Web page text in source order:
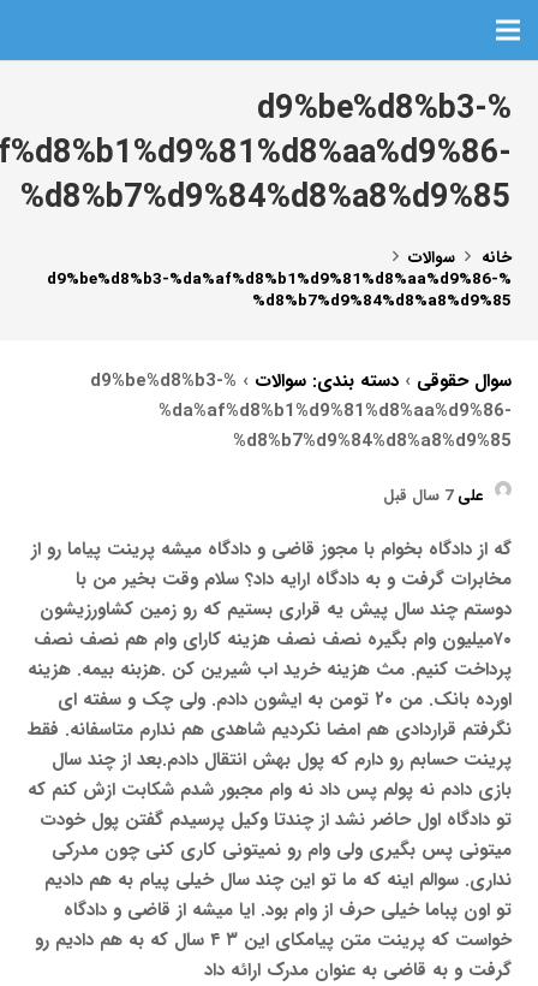
%d9%be%d8%b3-
%d8%b7%d9%84%d8%a8%d9%85
خانه
سوالات
%d9%be%d8%b3-%da%af%d8%b1%d9%81%d8%aa%d9%86-
%d8%b7%d9%84%d8%a8%d9%85
سوال حقوقی ›دسته بندی: سوالات ›
%d9%be%d8%b3-
%da%af%d8%b1%d9%81%d8%aa%d9%86-
%d8%b7%d9%84%d8%a8%d9%85
علی7 سال قبل
گه از دادگاه بخوام با مجوز قاضی و دادگاه میشه پرینت پیاما رو از
مخابرات گرفت و به دادگاه ارایه داد؟ سلام وقت بخیر من با
دوستم چند سال پیش یه قراری بستیم که رو زمین کشاورزیشون
۷۰میلیون وام بگیره نصف نصف هزینه کارای وام هم نصف نصف
پرداخت کنیم. مث هزینه خرید اب شیرین کن .هزبنه بیمه. هزینه
اورده بانک. من ۲۰ تومن به ایشون دادم. ولی چک و سفته ای
نگرفتم قراردادی هم امضا نکردیم شاهدی هم ندارم متاسفانه. فقط
پرینت حسابم رو دارم که پول بهش انتقال دادم.بعد از چند سال
بازی دادم نه پولم پس داد نه وام مجبور شدم شکابت ازش کنم که
تو دادگاه اول حاضر نشد از چندتا وکیل پرسیدم گفتن پول خودت
میتونی پس بگیری ولی وام رو نمیتونی کاری کنی چون مدرکی
نداری. سوالم اینه که ما تو این چند سال خیلی پیام به هم دادیم
تو اون پباما خیلی حرف از وام بود. ایا میشه از قاضی و دادگاه
خواست که پرینت متن پیامکای این ۳ ۴ سال که به هم دادیم رو
گرفت و به قاضی به عنوان مدرک ارائه داد